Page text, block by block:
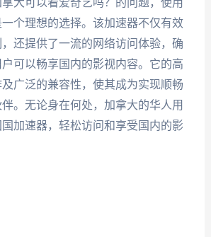
个理想的选择。该加速器不仅有效
还提供了一流的网络访问体验，确
可以畅享国内的影视内容。它的高
广泛的兼容性，使其成为实现顺畅
。无论身在何处，加拿大的华人用
加速器，轻松访问和享受国内的影